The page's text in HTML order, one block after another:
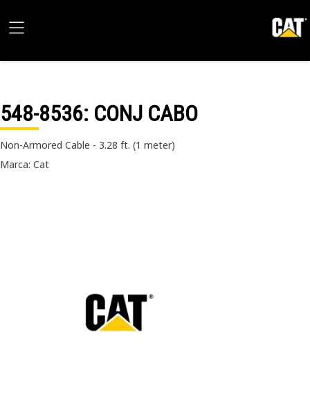
548-8536: CONJ CABO
Non-Armored Cable - 3.28 ft. (1 meter)
Marca: Cat